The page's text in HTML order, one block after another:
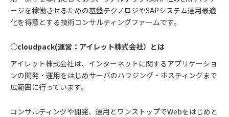
ージを稼働させるための基盤テクノロジやSAPシステム運用最適
化を得意とする技術コンサルティングファームです。
○cloudpack(運営：アイレット株式会社）とは
アイレット株式会社は、インターネットに関するアプリケーショ
ンの開発・運用をはじめサーバのハウジング・ホスティングまで
広範囲に行っています。
コンサルティングや開発、運用とワンストップでWebをはじめと